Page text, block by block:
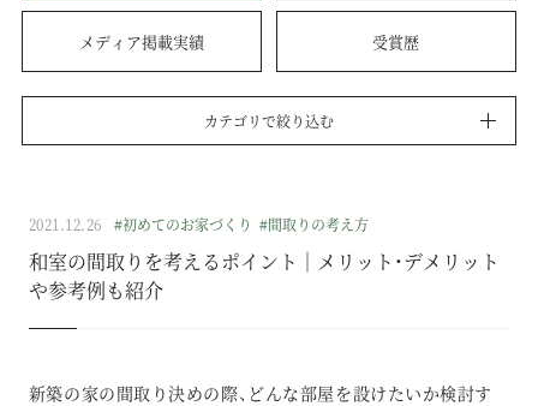
メディア掲載実績 受賞歴
カテゴリで絞り込む
2021.12.26 #初めてのお家づくり #間取りの考え方
和室の間取りを考えるポイント｜メリット・デメリット
や参考例も紹介
新築の家の間取り決めの際、どんな部屋を設けたいか検討す